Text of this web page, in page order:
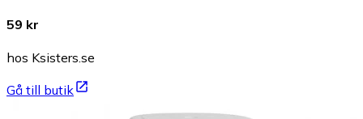
59 kr
hos Ksisters.se
Gå till butik